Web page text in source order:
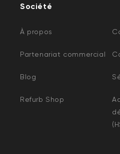
Société
À propos
Partenariat commercial
Blog
Refurb Shop